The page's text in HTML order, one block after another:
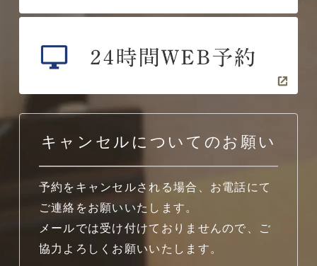
キャンセルについてのお願い
予約をキャンセルされる場合、お電話にて
ご連絡をお願いいたします。
メールでは受け付けておりませんので、ご
協力よろしくお願いいたします。